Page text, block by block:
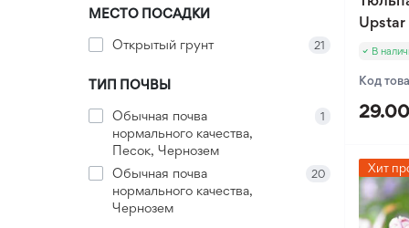
Оксалис
Такка
Хохлатка
Иксия
Фрезия
Эукомис
МЕСТО ПОСАДКИ
Открытый грунт
21
ТИП ПОЧВЫ
Обычная почва
нормального качества,
Песок, Чернозем
1
Обычная почва
нормального качества,
Чернозем
20
Upstar
В
Код
Хит